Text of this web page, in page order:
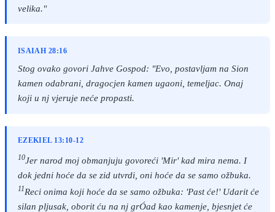
velika."
ISAIAH 28:16
Stog ovako govori Jahve Gospod: "Evo, postavljam na Sion
kamen odabrani, dragocjen kamen ugaoni, temeljac. Onaj
koji u nj vjeruje neće propasti.
EZEKIEL 13:10-12
10Jer narod moj obmanjuju govoreći 'Mir' kad mira nema. I
dok jedni hoće da se zid utvrdi, oni hoće da se samo ožbuka.
11Reci onima koji hoće da se samo ožbuka: 'Past će!' Udarit će
silan pljusak, oborit ću na nj grÓad kao kamenje, bjesnjet će